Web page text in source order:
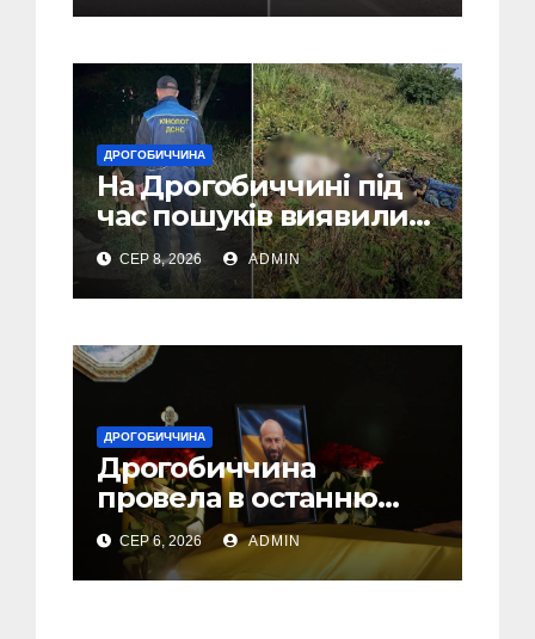
ДРОГОБИЧЧИНА
На Дрогобиччині під
час пошуків виявили
тіло зниклого чоловіка
(Фото)
СЕР 8, 2026 ADMIN
ДРОГОБИЧЧИНА
Дрогобиччина
провела в останню
земну дорогу свого
Захисника – Олега
Торського
СЕР 6, 2026 ADMIN